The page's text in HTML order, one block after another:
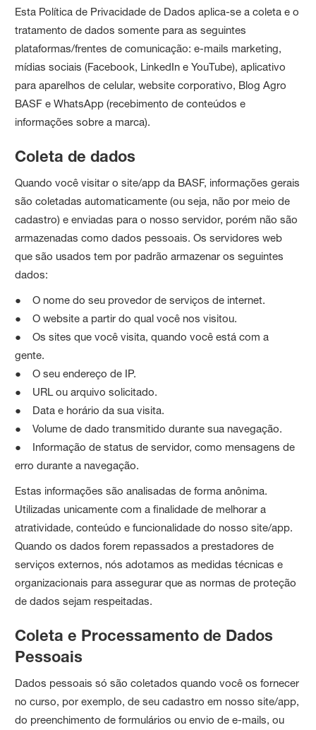
Esta Política de Privacidade de Dados aplica-se a coleta e o
tratamento de dados somente para as seguintes
plataformas/frentes de comunicação: e-mails marketing,
mídias sociais (Facebook, LinkedIn e YouTube), aplicativo
para aparelhos de celular, website corporativo, Blog Agro
BASF e WhatsApp (recebimento de conteúdos e
informações sobre a marca).
Coleta de dados
Quando você visitar o site/app da BASF, informações gerais
são coletadas automaticamente (ou seja, não por meio de
cadastro) e enviadas para o nosso servidor, porém não são
armazenadas como dados pessoais. Os servidores web
que são usados tem por padrão armazenar os seguintes
dados:
● O nome do seu provedor de serviços de internet.
● O website a partir do qual você nos visitou.
● Os sites que você visita, quando você está com a
gente.
● O seu endereço de IP.
● URL ou arquivo solicitado.
● Data e horário da sua visita.
● Volume de dado transmitido durante sua navegação.
● Informação de status de servidor, como mensagens de
erro durante a navegação.
Estas informações são analisadas de forma anônima.
Utilizadas unicamente com a finalidade de melhorar a
atratividade, conteúdo e funcionalidade do nosso site/app.
Quando os dados forem repassados a prestadores de
serviços externos, nós adotamos as medidas técnicas e
organizacionais para assegurar que as normas de proteção
de dados sejam respeitadas.
Coleta e Processamento de Dados
Pessoais
Dados pessoais só são coletados quando você os fornecer
no curso, por exemplo, de seu cadastro em nosso site/app,
do preenchimento de formulários ou envio de e-mails, ou